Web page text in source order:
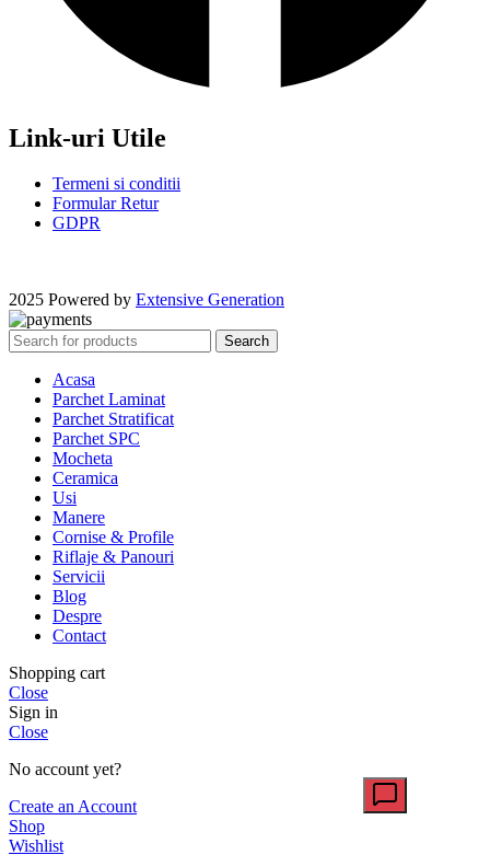
Link-uri Utile
Termeni si conditii
Formular Retur
GDPR
2025 Powered by Extensive Generation
Search
Acasa
Parchet Laminat
Parchet Stratificat
Parchet SPC
Mocheta
Ceramica
Usi
Manere
Cornise & Profile
Riflaje & Panouri
Servicii
Blog
Despre
Contact
Shopping cart
Close
Sign in
Close
No account yet?
Create an Account
Shop
Wishlist